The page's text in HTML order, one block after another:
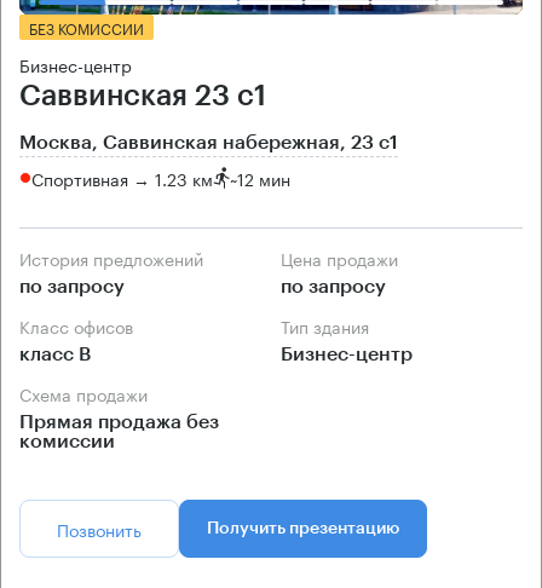
БЕЗ КОМИССИИ
Бизнес-центр
Саввинская 23 с1
Москва, Саввинская набережная, 23 с1
Спортивная → 1.23 км ~12 мин
История предложений
по запросу
Цена продажи
по запросу
Класс офисов
класс B
Тип здания
Бизнес-центр
Схема продажи
Прямая продажа без
комиссии
Позвонить Получить презентацию